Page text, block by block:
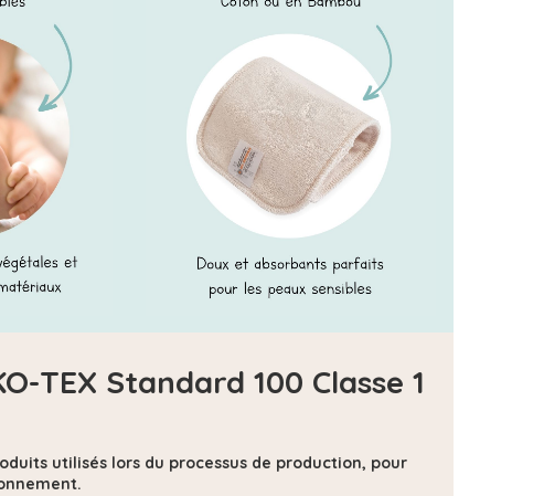
TEX Standard 100 Classe 1
utilisés lors du processus de production, pour